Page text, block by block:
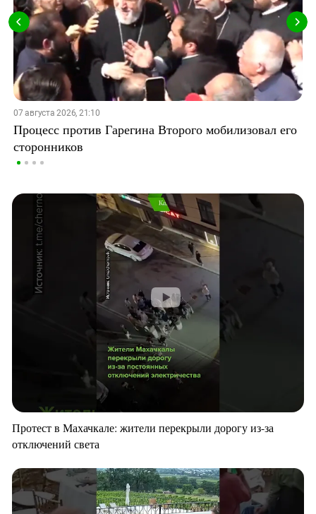
07 августа 2026, 21:10
Процесс против Гарегина Второго мобилизовал его
сторонников
Протест в Махачкале: жители перекрыли дорогу из-за
отключений света